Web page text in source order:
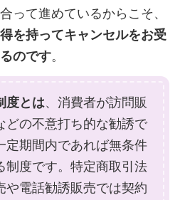
って進めているからこそ、
を持ってキャンセルをお受
のです。
度とは、消費者が訪問販
どの不意打ち的な勧誘で
定期間内であれば無条件
制度です。特定商取引法
や電話勧誘販売では契約